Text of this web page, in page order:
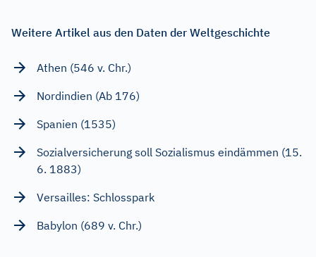
Weitere Artikel aus den Daten der Weltgeschichte
Athen (546 v. Chr.)
Nordindien (Ab 176)
Spanien (1535)
Sozialversicherung soll Sozialismus eindämmen (15.
6. 1883)
Versailles: Schlosspark
Babylon (689 v. Chr.)